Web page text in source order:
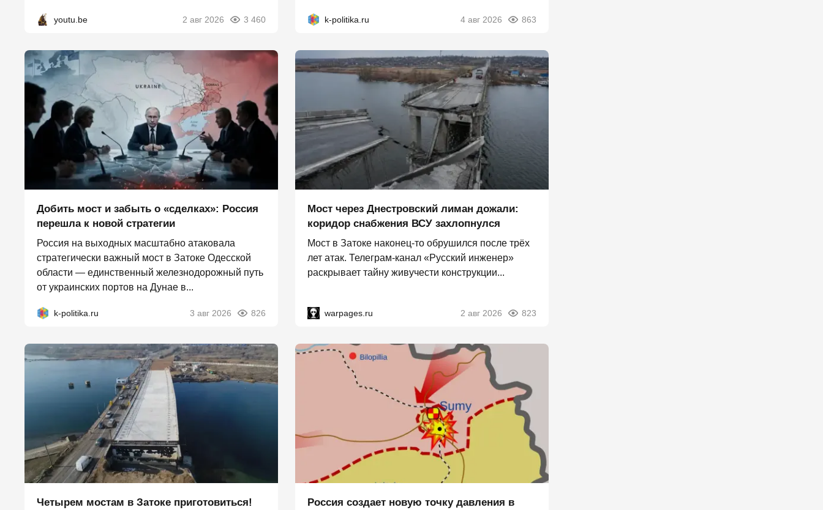
youtu.be 2 авг 2026 3 460 k-politika.ru 4 авг 2026 863
Добить мост и забыть о «сделках»: Россия
перешла к новой стратегии
Россия на выходных масштабно атаковала
стратегически важный мост в Затоке Одесской
области — единственный железнодорожный путь
от украинских портов на Дунае в...
k-politika.ru 3 авг 2026 826
Мост через Днестровский лиман дожали:
коридор снабжения ВСУ захлопнулся
Мост в Затоке наконец-то обрушился после трёх
лет атак. Телеграм-канал «Русский инженер»
раскрывает тайну живучести конструкции...
warpages.ru 2 авг 2026 823
Четырем мостам в Затоке приготовиться!
Россия создает новую точку давления в